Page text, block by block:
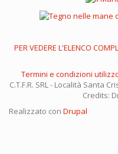
PER VEDERE L'ELENCO
Termini e condizioni
C.T.F.R. SRL - Località Santa
Credits:
Realizzato con Drupal